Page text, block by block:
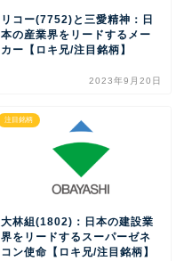
リコー(7752)と三愛精神：日
本の産業界をリードするメー
カー【ロキ兄/注目銘柄】
2023年9月20日
注目銘柄
大林組(1802)：日本の建設業
界をリードするスーパーゼネ
コン使命【ロキ兄/注目銘柄】